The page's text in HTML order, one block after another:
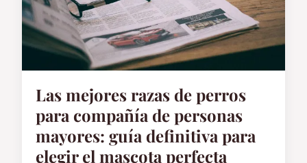
Las mejores razas de perros
para compañía de personas
mayores: guía definitiva para
elegir el mascota perfecta